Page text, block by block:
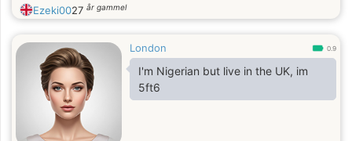
Ezeki0027 år gammel
London 0.9
I'm Nigerian but live in the UK, im
5ft6